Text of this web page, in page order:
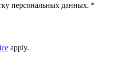
персональных данных. *
apply.